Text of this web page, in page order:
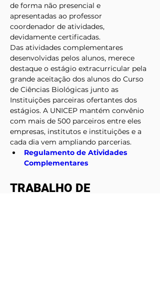
de forma não presencial e
apresentadas ao professor
coordenador de atividades,
devidamente certificadas.
Das atividades complementares
desenvolvidas pelos alunos, merece
destaque o estágio extracurricular pela
grande aceitação dos alunos do Curso
de Ciências Biológicas junto as
Instituições parceiras ofertantes dos
estágios. A UNICEP mantém convênio
com mais de 500 parceiros entre eles
empresas, institutos e instituições e a
cada dia vem ampliando parcerias.
Regulamento de Atividades
Complementares
TRABALHO DE